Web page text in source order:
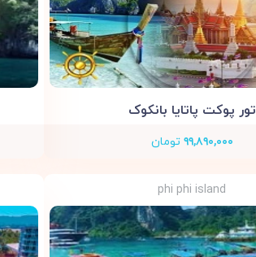
تور پوکت پاتایا بانکوک
۹۹,۸۹۰,۰۰۰ تومان
phi phi island